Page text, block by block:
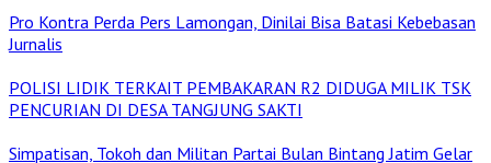
Pro Kontra Perda Pers Lamongan, Dinilai Bisa Batasi Kebebasan
Jurnalis
POLISI LIDIK TERKAIT PEMBAKARAN R2 DIDUGA MILIK TSK
PENCURIAN DI DESA TANGJUNG SAKTI
Simpatisan, Tokoh dan Militan Partai Bulan Bintang Jatim Gelar